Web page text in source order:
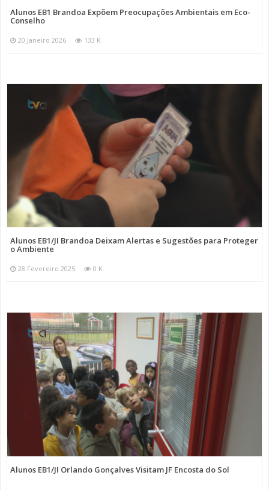
Alunos EB1 Brandoa Expõem Preocupações Ambientais em Eco-
Conselho
20 Janeiro 2026 133 K
Alunos EB1/JI Brandoa Deixam Alertas e Sugestões para Proteger
o Ambiente
28 Fevereiro 2025 0 K
Alunos EB1/JI Orlando Gonçalves Visitam JF Encosta do Sol